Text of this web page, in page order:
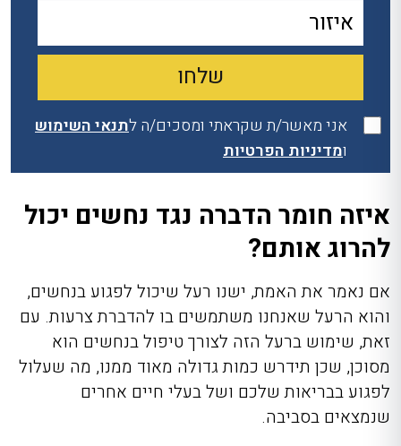
אני מאשר/ת שקראתי ומסכים/ה לתנאי השימוש
ומדיניות הפרטיות
איזה חומר הדברה נגד נחשים יכול
להרוג אותם?
אם נאמר את האמת, ישנו רעל שיכול לפגוע בנחשים,
והוא הרעל שאנחנו משתמשים בו להדברת צרעות. עם
זאת, שימוש ברעל הזה לצורך טיפול בנחשים הוא
מסוכן, שכן תידרש כמות גדולה מאוד ממנו, מה שעלול
לפגוע בבריאות שלכם ושל בעלי חיים אחרים
שנמצאים בסביבה.